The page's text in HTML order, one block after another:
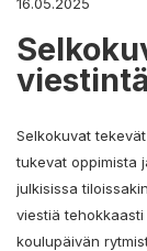
Selkokuvat
tukevat oppimista
julkisissa
viestiä
koulupäivän